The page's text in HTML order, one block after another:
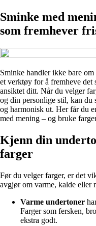
Sminke med
som fremhever
Sminke handler ikke bare
et verktøy for å fremheve det
ansiktet ditt. Når du velger
og din personlige stil, kan du
og harmonisk ut. Her får du
med mening – og bruke
Kjenn din
farger
Før du velger farger, er det
avgjør om varme, kalde eller
Varme undertoner
Farger som fersken,
ekstra godt.